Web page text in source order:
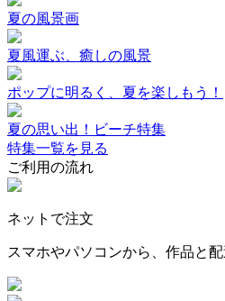
夏の風景画
夏風運ぶ、癒しの風景
ポップに明るく、夏を楽しもう！
夏の思い出！ビーチ特集
特集一覧を見る
ご利用の流れ
ネットで注文
スマホやパソコンから、作品と